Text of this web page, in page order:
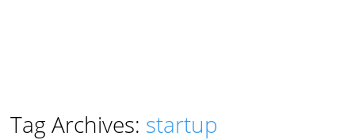
Tag Archives: startup